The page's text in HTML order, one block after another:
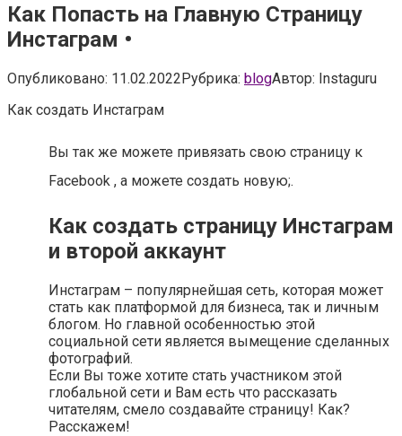
Как Попасть на Главную Страницу
Инстаграм •
Опубликовано: 11.02.2022Рубрика: blogАвтор: Instaguru
Как создать Инстаграм
Вы так же можете привязать свою страницу к
Facebook , а можете создать новую;.
Как создать страницу Инстаграм
и второй аккаунт
Инстаграм – популярнейшая сеть, которая может
стать как платформой для бизнеса, так и личным
блогом. Но главной особенностью этой
социальной сети является вымещение сделанных
фотографий.
Если Вы тоже хотите стать участником этой
глобальной сети и Вам есть что рассказать
читателям, смело создавайте страницу! Как?
Расскажем!